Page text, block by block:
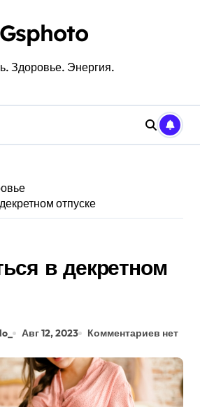
Gsphoto
Здоровье. Энергия.
отпуске
в декретном
Авг 12, 2023 Комментариев нет